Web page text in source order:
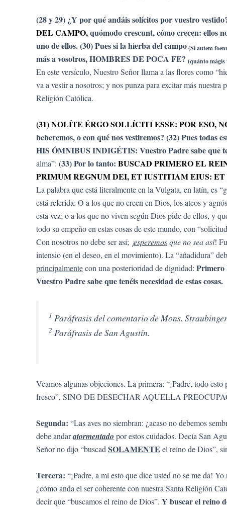
(28 y 29) ¿Y por qué andáis solícitos por vuestro
DEL CAMPO,quómodo crescunt, cómo crecen: ellos
uno de ellos. (30) Pues si la hierba del campo(Si autem
más a vosotros, HOMBRES DE POCA FE? (quánto mágis
En este versículo, Nuestro Señor llama a las flores como
va a vestir a nosotros; y nos punza para excitar más nuestra
Religión Católica.
(31) NOLÍTE ÉRGO SOLLÍCITI ESSE: POR ESO,
beberemos, o con qué nos vestiremos? (32) Pues todas
HIS ÓMNIBUS INDIGÉTIS: Vuestro Padre sabe que
alma”: (33) Por lo tanto: BUSCAD PRIMERO EL
PRIMUM REGNUM DEI, ET IUSTITIAM EIUS:
La palabra que está literalmente en la Vulgata, en latín, es
está referida: O a los que no creen en Dios, los ateos y
esta vez; o a los que no viven según Dios pide de ellos, y
todo su empeño en estas cosas de este mundo, con
Con nosotros no debe ser así; ¡esperemosque no sea así!
intensio (en el deseo, en el movimiento). La “añadidura”
principalmentecon una posterioridad de dignidad: Primero
Vuestro Padre sabe que tenéis necesidad de estas cosas.
1 Paráfrasis del comentario de Mons.
2 Paráfrasis de San Agustín.
Veamos algunas objeciones. La primera: “¡Padre, todo
fresco”, SINO DE DESECHAR AQUELLA
Segunda: “Las aves no siembran: ¿acaso no debemos
debe andaratormentado por estos cuidados. Decía San
Señor no dijo “buscad SOLAMENTE el reino de Dios”,
Tercera: “¡Padre, a mí esto que dice usted no se me da!
¿cómo anda el ser coherente con nuestra Santa Religión
decir que “buscamos el reino de Dios”. Y buscar el reino